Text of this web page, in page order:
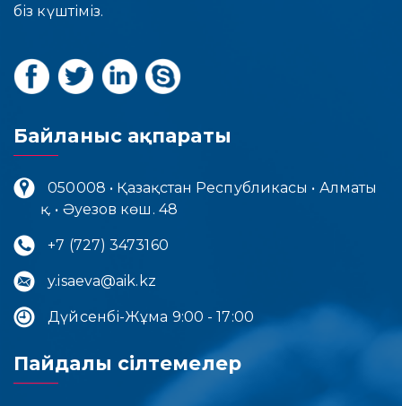
біз күштіміз.
Байланыс ақпараты
050008 • Қазақстан Республикасы • Алматы
қ. • Әуезов көш. 48
+7 (727) 3473160
y.isaeva@aik.kz
Дүйсенбі-Жұма 9:00 - 17:00
Пайдалы сілтемелер